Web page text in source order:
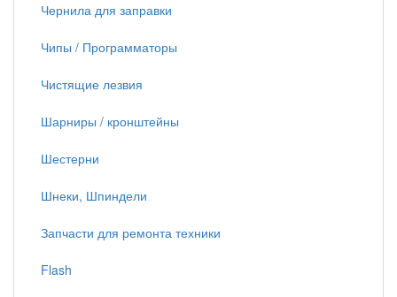
Чернила для заправки
Чипы / Программаторы
Чистящие лезвия
Шарниры / кронштейны
Шестерни
Шнеки, Шпиндели
Запчасти для ремонта техники
Flash